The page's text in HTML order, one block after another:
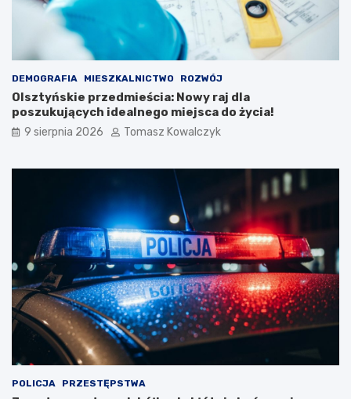
DEMOGRAFIA MIESZKALNICTWO ROZWÓJ
Olsztyńskie przedmieścia: Nowy raj dla
poszukujących idealnego miejsca do życia!
9 sierpnia 2026 Tomasz Kowalczyk
POLICJA PRZESTĘPSTWA